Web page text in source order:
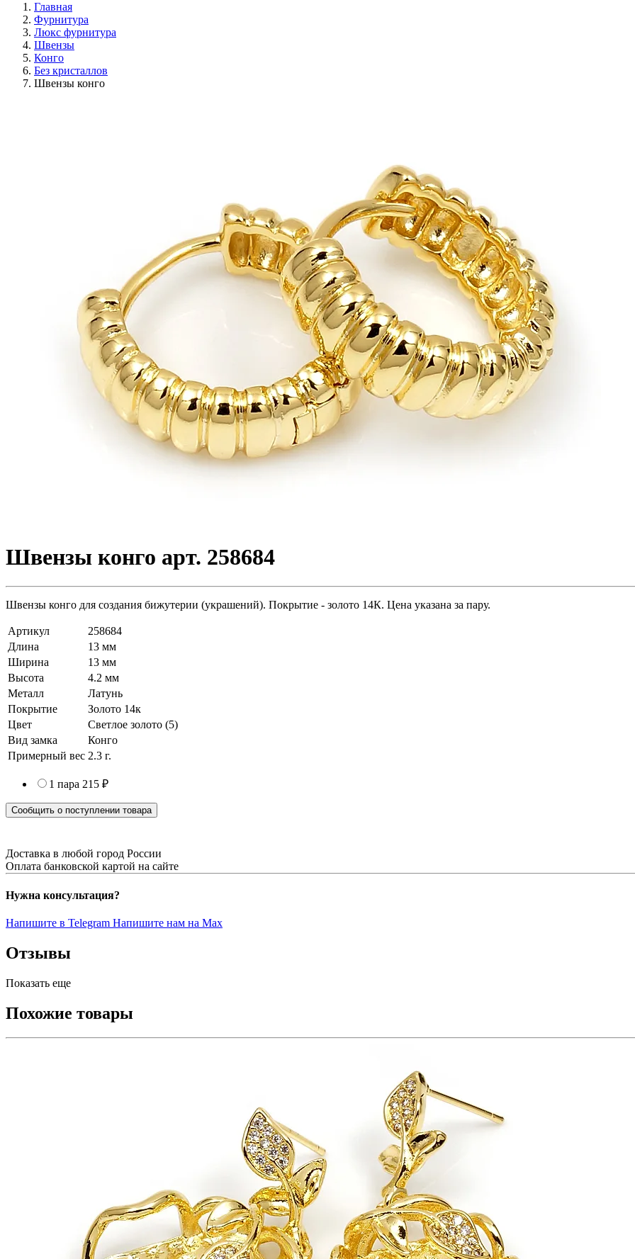
Главная
Фурнитура
Люкс фурнитура
Швензы
Конго
Без кристаллов
Швензы конго
Швензы конго арт. 258684
Швензы конго для создания бижутерии (украшений). Покрытие - золото 14К. Цена указана за пару.
Артикул
258684
Длина
13 мм
Ширина
13 мм
Высота
4.2 мм
Металл
Латунь
Покрытие
Золото 14к
Цвет
Светлое золото (5)
Вид замка
Конго
Примерный вес 2.3 г.
1 пара 215 ₽
Сообщить о поступлении товара
Доставка в любой город России
Оплата банковской картой на сайте
Нужна консультация?
Напишите в Telegram Напишите нам на Max
Отзывы
Показать еще
Похожие товары